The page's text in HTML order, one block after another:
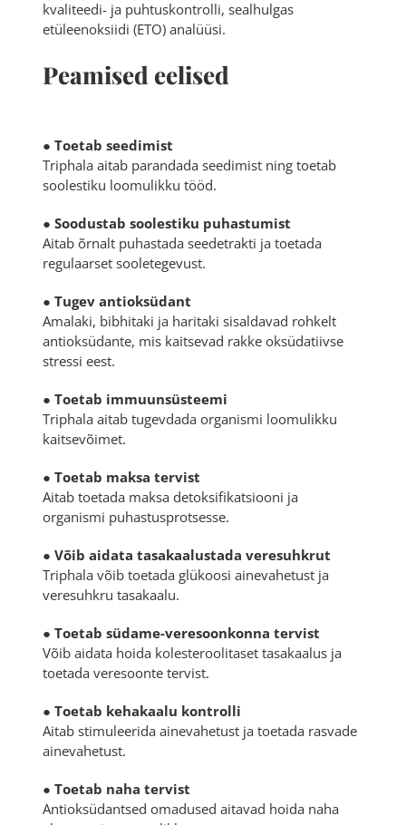
kvaliteedi- ja puhtuskontrolli, sealhulgas
etüleenoksiidi (ETO) analüüsi.
Peamised eelised
● Toetab seedimist
Triphala aitab parandada seedimist ning toetab
soolestiku loomulikku tööd.
● Soodustab soolestiku puhastumist
Aitab õrnalt puhastada seedetrakti ja toetada
regulaarset sooletegevust.
● Tugev antioksüdant
Amalaki, bibhitaki ja haritaki sisaldavad rohkelt
antioksüdante, mis kaitsevad rakke oksüdatiivse
stressi eest.
● Toetab immuunsüsteemi
Triphala aitab tugevdada organismi loomulikku
kaitsevõimet.
● Toetab maksa tervist
Aitab toetada maksa detoksifikatsiooni ja
organismi puhastusprotsesse.
● Võib aidata tasakaalustada veresuhkrut
Triphala võib toetada glükoosi ainevahetust ja
veresuhkru tasakaalu.
● Toetab südame-veresoonkonna tervist
Võib aidata hoida kolesteroolitaset tasakaalus ja
toetada veresoonte tervist.
● Toetab kehakaalu kontrolli
Aitab stimuleerida ainevahetust ja toetada rasvade
ainevahetust.
● Toetab naha tervist
Antioksüdantsed omadused aitavad hoida naha